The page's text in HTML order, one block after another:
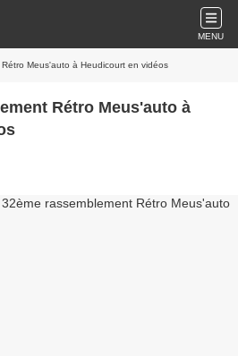
MENU
Meus'auto à Heudicourt en vidéos
Rétro Meus'auto à